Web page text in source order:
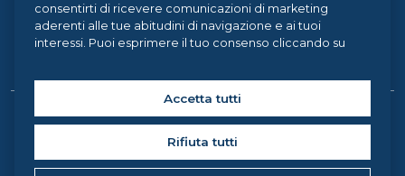
Cookie Policy
Copyright © 2026 Federica Weblearning, all rights reserved. |
Federica Weblearning - Centro di Ateneo per l'Innovazione, la
Sperimentazione e la Diffusione della Didattica Multimediale
consentirti di ricevere comunicazioni di marketing
aderenti alle tue abitudini di navigazione e ai tuoi
interessi. Puoi esprimere il tuo consenso cliccando su
tue preferenze accedendo al nostro
visitando la nostraCookie Policy.
Accetta tutti
Rifiuta tutti